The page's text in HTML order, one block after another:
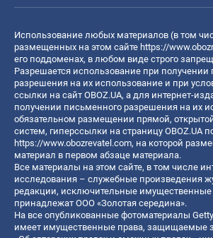
Использование любых материалов (в том
размещенных на этом сайте https://
его поддоменах, в любом виде строго
Разрешается использование при получении
разрешения на их использование и при
ссылки на сайт OBOZ.UA, а для интернет-
получении письменного разрешения на их
обязательном размещении прямой,
систем, гиперссылки на страницу OBOZ.UA
https://www.obozrevatel.com, на которой
материал в первом абзаце материала.
Все материалы на этом сайте, в том числе
исследования – служебные произведения
редакции, исключительные имущественные
принадлежат ООО «Золотая середина».
На все опубликованные фотоматериалы
имеет имущественные права, защищаемые